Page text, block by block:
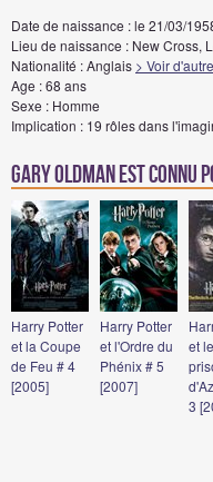
Date de naissance : le 21/03/
Lieu de naissance : New Cross,
Nationalité : Anglais > Voir
Age : 68 ans
Sexe : Homme
Implication : 19 rôles dans
Gary Oldman est connu
Harry Potter
et la Coupe
de Feu # 4
[2005]
Harry Potter
et l'Ordre du
Phénix # 5
[2007]
et le
3